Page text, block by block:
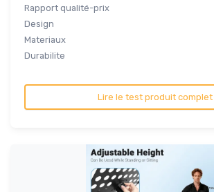
Rapport qualité-prix
Design
Materiaux
Durabilite
Lire le test produit complet